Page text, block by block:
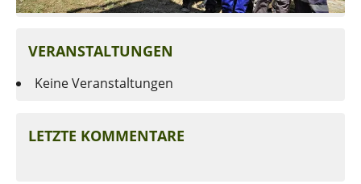
VERANSTALTUNGEN
Keine Veranstaltungen
LETZTE KOMMENTARE